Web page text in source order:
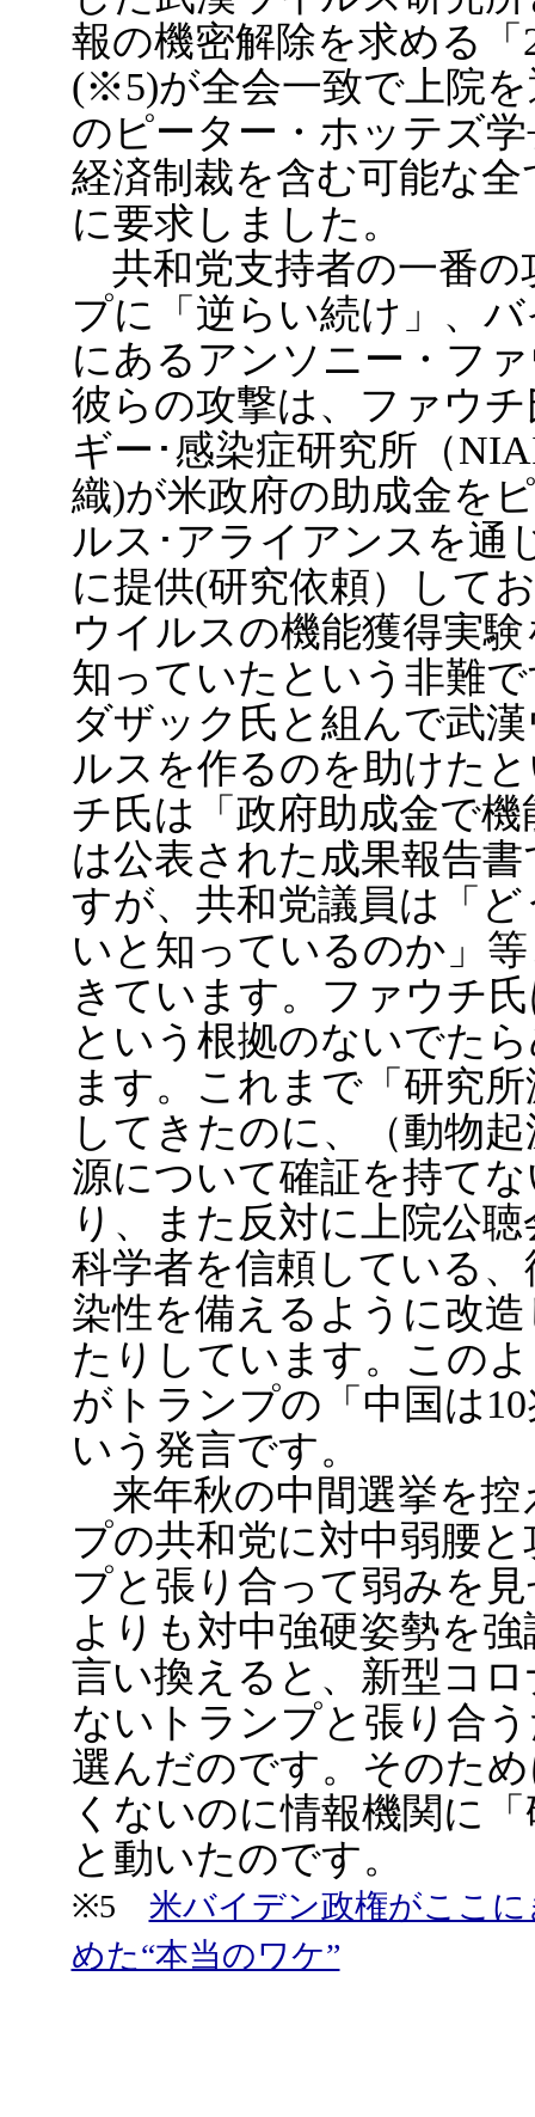
報の機密解除を求める
(※5)が全会一致で上院
のピーター・ホッテズ
経済制裁を含む可能な
に要求しました。
共和党支持者の一番の
プに「逆らい続け」、
にあるアンソニー・フ
彼らの攻撃は、ファウ
ギー･感染症研究所（
織)が米政府の助成金を
ルス･アライアンスを通
に提供(研究依頼）して
ウイルスの機能獲得実
知っていたという非難
ダザック氏と組んで武
ルスを作るのを助けた
チ氏は「政府助成金で
は公表された成果報告
すが、共和党議員は「
いと知っているのか」
きています。ファウチ
という根拠のないでた
ます。これまで「研究
してきたのに、（動物
源について確証を持て
り、また反対に上院公
科学者を信頼している
染性を備えるように改
たりしています。この
がトランプの「中国は
いう発言です。
来年秋の中間選挙を控
プの共和党に対中弱腰
プと張り合って弱みを
よりも対中強硬姿勢を
言い換えると、新型コ
ないトランプと張り合
選んだのです。そのた
くないのに情報機関に
と動いたのです。
※5 米バイデン政権がここ
めた“本当のワケ”